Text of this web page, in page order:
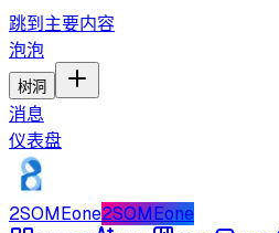
跳到主要内容
泡泡
树洞
消息
仪表盘
2SOMEone2SOMEone